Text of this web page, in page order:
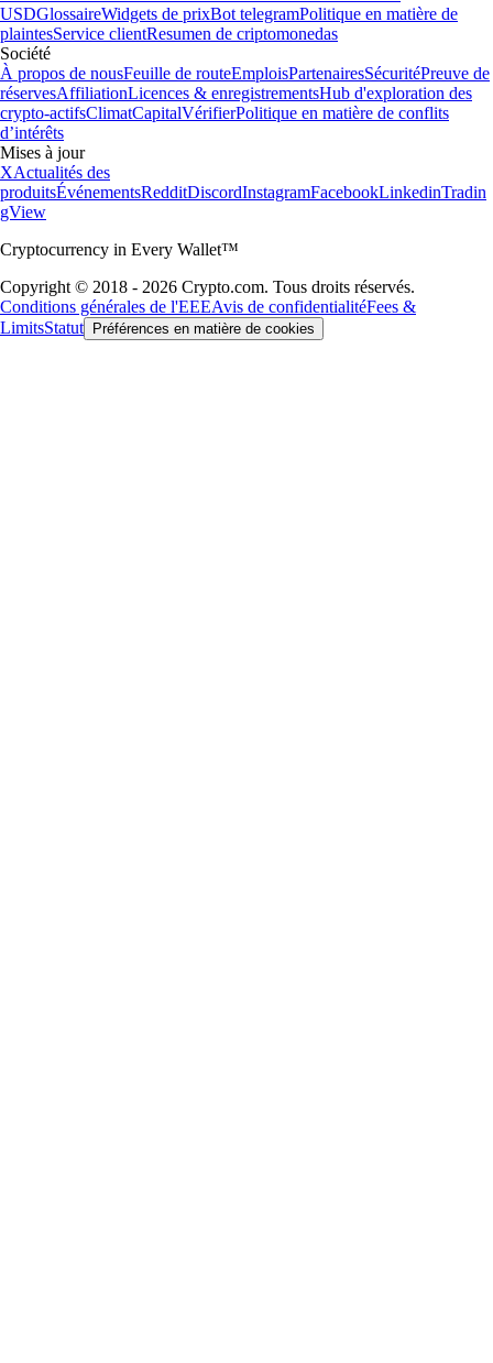
USDGlossaireWidgets de prixBot telegramPolitique en matière de
plaintesService clientResumen de criptomonedas
Société
À propos de nousFeuille de routeEmploisPartenairesSécuritéPreuve de
réservesAffiliationLicences & enregistrementsHub d'exploration des
crypto-actifsClimatCapitalVérifierPolitique en matière de conflits
d’intérêts
Mises à jour
XActualités des
produitsÉvénementsRedditDiscordInstagramFacebookLinkedinTradin
gView
Cryptocurrency in Every Wallet™
Copyright © 2018 - 2026 Crypto.com. Tous droits réservés.
Conditions générales de l'EEEAvis de confidentialitéFees &
LimitsStatut Préférences en matière de cookies